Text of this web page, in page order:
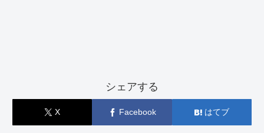
シェアする
X Facebook はてブ